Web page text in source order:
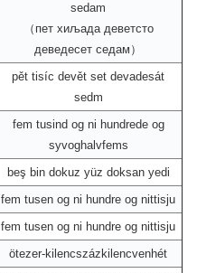
sedam
（пет хиљада деветсто
деведесет седам）
pět tisíc devět set devadesát
sedm
fem tusind og ni hundrede og
syvoghalvfems
beş bin dokuz yüz doksan yedi
fem tusen og ni hundre og nittisju
fem tusen og ni hundre og nittisju
ötezer-kilencszázkilencvenhét